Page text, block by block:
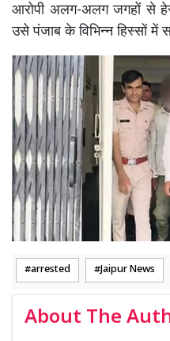
आरोपी अलग-अलग जगहों से
उसे पंजाब के विभिन्न हिस्सों में
arrested Jaipur News
About The